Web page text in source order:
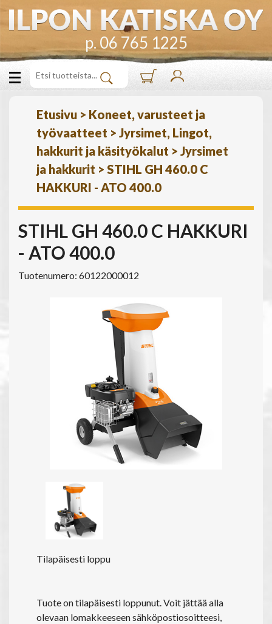
p. 06 765 1225
Etusivu > Koneet, varusteet ja
työvaatteet > Jyrsimet, Lingot,
hakkurit ja käsityökalut > Jyrsimet
ja hakkurit > STIHL GH 460.0 C
HAKKURI - ATO 400.0
STIHL GH 460.0 C HAKKURI
- ATO 400.0
Tuotenumero: 60122000012
Tilapäisesti loppu
Tuote on tilapäisesti loppunut. Voit jättää alla
olevaan lomakkeeseen sähköpostiosoitteesi,